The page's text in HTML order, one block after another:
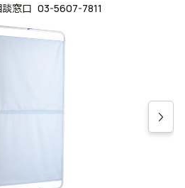
窓口 03-5607-7811